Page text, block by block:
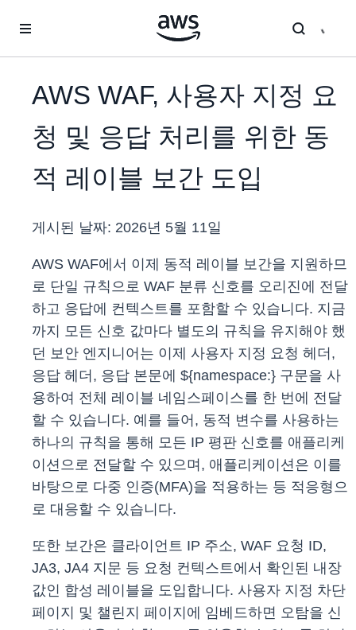
AWS WAF, 사용자 지정 요
청 및 응답 처리를 위한 동
적 레이블 보간 도입
게시된 날짜: 2026년 5월 11일
AWS WAF에서 이제 동적 레이블 보간을 지원하므
로 단일 규칙으로 WAF 분류 신호를 오리진에 전달
하고 응답에 컨텍스트를 포함할 수 있습니다. 지금
까지 모든 신호 값마다 별도의 규칙을 유지해야 했
던 보안 엔지니어는 이제 사용자 지정 요청 헤더,
응답 헤더, 응답 본문에 ${namespace:} 구문을 사
용하여 전체 레이블 네임스페이스를 한 번에 전달
할 수 있습니다. 예를 들어, 동적 변수를 사용하는
하나의 규칙을 통해 모든 IP 평판 신호를 애플리케
이션으로 전달할 수 있으며, 애플리케이션은 이를
바탕으로 다중 인증(MFA)을 적용하는 등 적응형으
로 대응할 수 있습니다.
또한 보간은 클라이언트 IP 주소, WAF 요청 ID,
JA3, JA4 지문 등 요청 컨텍스트에서 확인된 내장
값인 합성 레이블을 도입합니다. 사용자 지정 차단
페이지 및 챌린지 페이지에 임베드하면 오탐을 신